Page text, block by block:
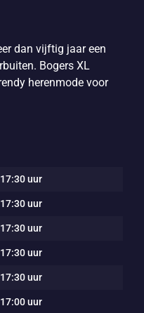
dan vijftig jaar een
Bogers XL
herenmode voor
uur
uur
uur
uur
uur
uur